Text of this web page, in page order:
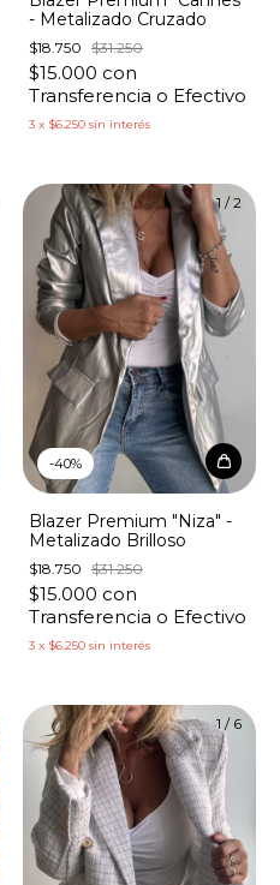
- Metalizado Cruzado
$18.750 $31.250
$15.000 con
Transferencia o Efectivo
3 x $6.250 sin interés
1 /2
-40%
Blazer Premium "Niza" -
Metalizado Brilloso
$18.750 $31.250
$15.000 con
Transferencia o Efectivo
3 x $6.250 sin interés
1 / 6